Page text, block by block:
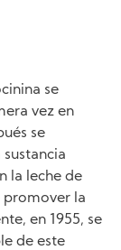
se
vez en
se
la leche de
promover la
en 1955, se
de este